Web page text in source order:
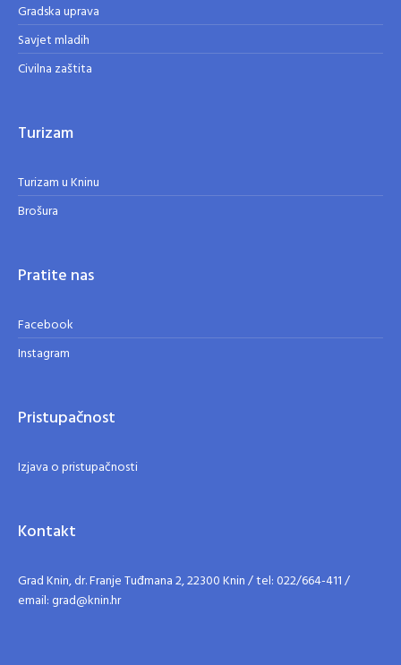
Gradska uprava
Savjet mladih
Civilna zaštita
Turizam
Turizam u Kninu
Brošura
Pratite nas
Facebook
Instagram
Pristupačnost
Izjava o pristupačnosti
Kontakt
Grad Knin, dr. Franje Tuđmana 2, 22300 Knin / tel: 022/664-411 /
email: grad@knin.hr